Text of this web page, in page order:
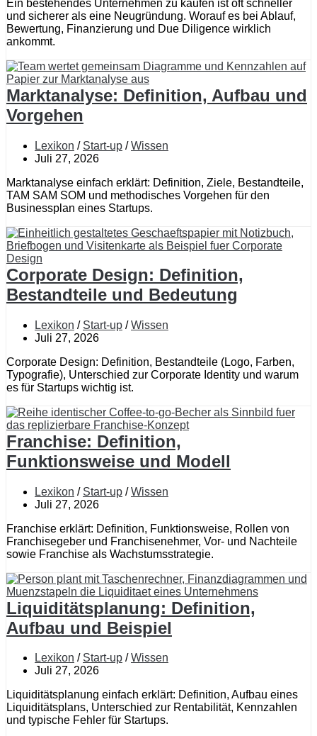
Ein bestehendes Unternehmen zu kaufen ist oft schneller
und sicherer als eine Neugründung. Worauf es bei Ablauf,
Bewertung, Finanzierung und Due Diligence wirklich
ankommt.
Marktanalyse: Definition, Aufbau und
Vorgehen
Lexikon / Start-up /Wissen
Juli 27, 2026
Marktanalyse einfach erklärt: Definition, Ziele, Bestandteile,
TAM SAM SOM und methodisches Vorgehen für den
Businessplan eines Startups.
Corporate Design: Definition,
Bestandteile und Bedeutung
Lexikon / Start-up /Wissen
Juli 27, 2026
Corporate Design: Definition, Bestandteile (Logo, Farben,
Typografie), Unterschied zur Corporate Identity und warum
es für Startups wichtig ist.
Franchise: Definition,
Funktionsweise und Modell
Lexikon / Start-up /Wissen
Juli 27, 2026
Franchise erklärt: Definition, Funktionsweise, Rollen von
Franchisegeber und Franchisenehmer, Vor- und Nachteile
sowie Franchise als Wachstumsstrategie.
Liquiditätsplanung: Definition,
Aufbau und Beispiel
Lexikon / Start-up /Wissen
Juli 27, 2026
Liquiditätsplanung einfach erklärt: Definition, Aufbau eines
Liquiditätsplans, Unterschied zur Rentabilität, Kennzahlen
und typische Fehler für Startups.